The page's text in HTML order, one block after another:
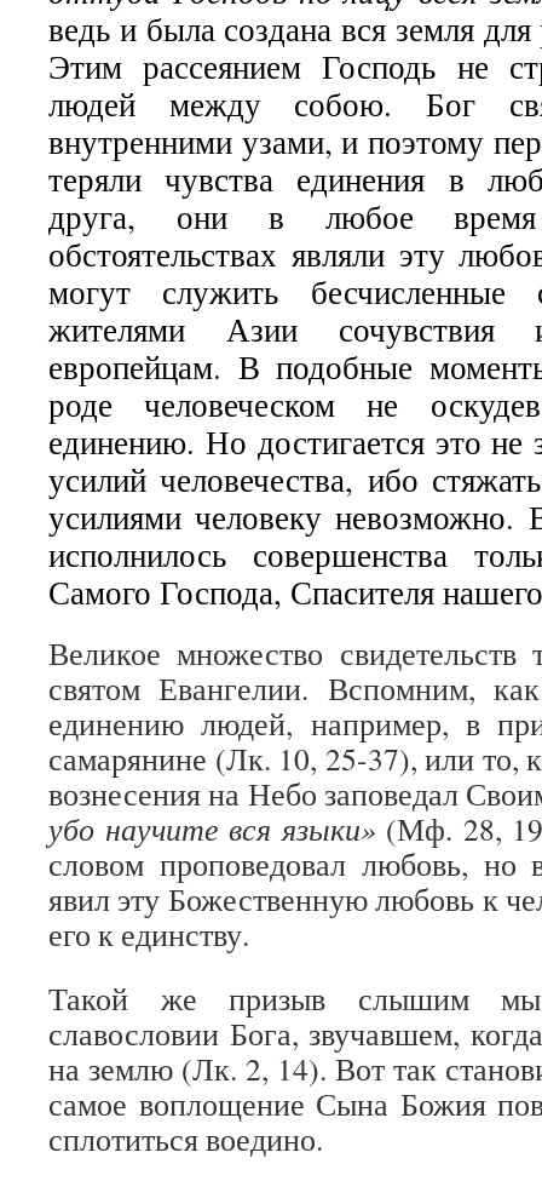
ведь и была создана вся земля
Этим рассеянием Господь не
людей между собою. Бог
внутренними узами, и поэтому
теряли чувства единения в
друга, они в любое
обстоятельствах являли эту
могут служить бесчисленные
жителями Азии сочувствия
европейцам. В подобные
роде человеческом не
единению. Но достигается это не
усилий человечества, ибо
усилиями человеку невозможно.
исполнилось совершенства
Самого Господа, Спасителя
Великое множество
святом Евангелии. Вспомним,
единению людей, например, в
самарянине (Лк. 10, 25-37), или то,
вознесения на Небо заповедал
убо научите вся языки» (Мф. 28,
словом проповедовал любовь,
явил эту Божественную любовь к
его к единству.
Такой же призыв слышим
славословии Бога, звучавшем,
на землю (Лк. 2, 14). Вот так
самое воплощение Сына Божия
сплотиться воедино.